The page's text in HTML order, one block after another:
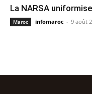
La NARSA
Maroc infomaroc - 9 août